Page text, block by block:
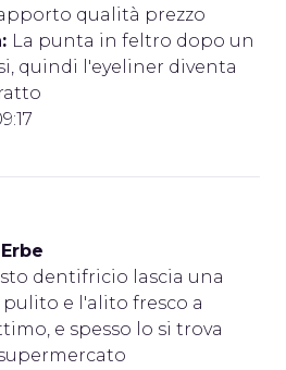
qualità prezzo
La punta in feltro dopo un
quindi l'eyeliner diventa
dentifricio lascia una
e l'alito fresco a
e spesso lo si trova